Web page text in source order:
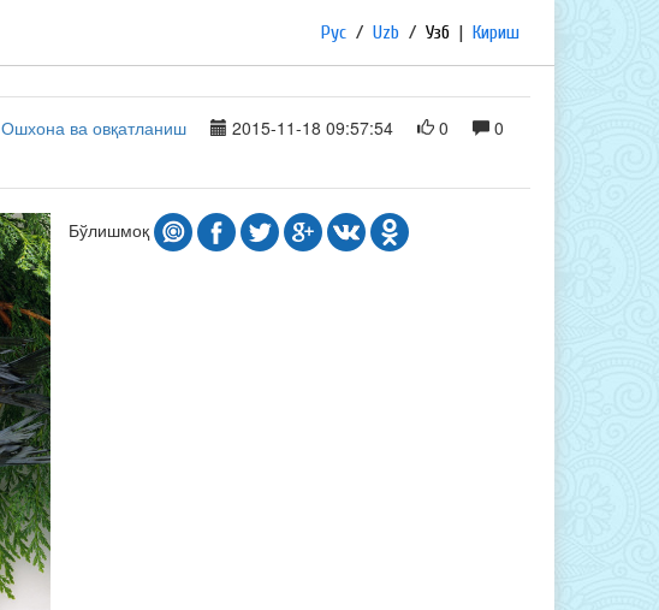
Рус / Uzb / Узб | Кириш
Ошхона ва овқатланиш 2015-11-18 09:57:54 0
0
Бўлишмоқ